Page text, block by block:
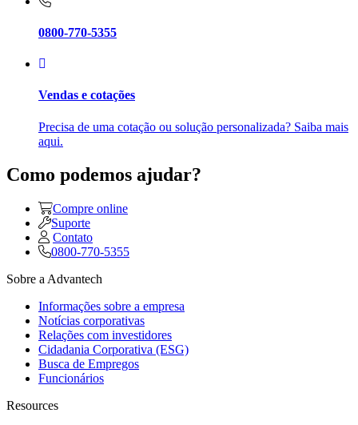
0800-770-5355
Vendas e cotações
Precisa de uma cotação ou solução personalizada? Saiba mais
aqui.
Como podemos ajudar?
Compre online
Suporte
Contato
0800-770-5355
Sobre a Advantech
Informações sobre a empresa
Notícias corporativas
Relações com investidores
Cidadania Corporativa (ESG)
Busca de Empregos
Funcionários
Resources